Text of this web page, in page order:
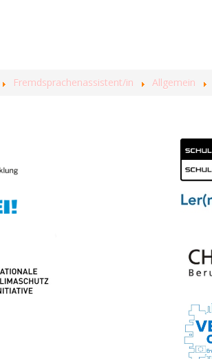
Fremdsprachenassistent/in Allgemein